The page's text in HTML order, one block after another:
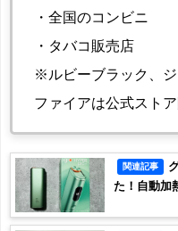
・全国のコンビニ
・タバコ販売店
※ルビーブラック、
ファイアは公式スト
関連記事
た！自動加